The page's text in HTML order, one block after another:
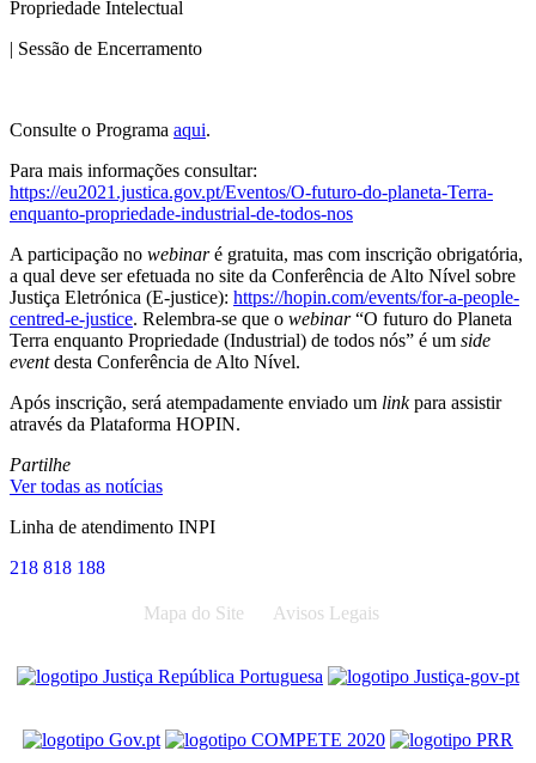
Propriedade Intelectual
| Sessão de Encerramento
Consulte o Programa aqui.
Para mais informações consultar:
https://eu2021.justica.gov.pt/Eventos/O-futuro-do-planeta-Terra-
enquanto-propriedade-industrial-de-todos-nos
A participação no webinaré gratuita, mas com inscrição obrigatória,
a qual deve ser efetuada no site da Conferência de Alto Nível sobre
Justiça Eletrónica (E-justice): https://hopin.com/events/for-a-people-
centred-e-justice. Relembra-se que o webinar“O futuro do Planeta
Terra enquanto Propriedade (Industrial) de todos nós” é um side
eventdesta Conferência de Alto Nível.
Após inscrição, será atempadamente enviado um linkpara assistir
através da Plataforma HOPIN.
Partilhe
Ver todas as notícias
Linha de atendimento INPI
218 818 188
Mapa do Site Avisos Legais